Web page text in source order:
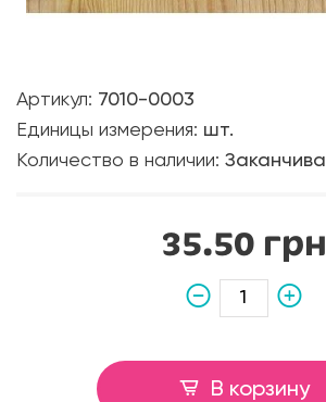
Артикул: 7010-0003
Единицы измерения: шт.
Количество в наличии:
35.50 грн
В корзину